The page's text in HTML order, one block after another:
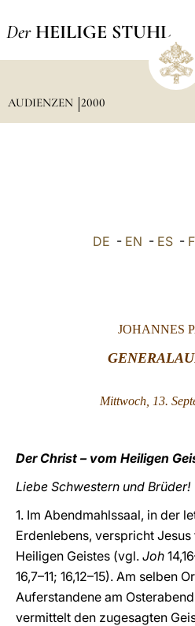
Der HEILIGE STUHL
AUDIENZEN 2000
DE - EN - ES -
JOHANNES
Mittwoch, 13.
Der Christ – vom Heiligen
Liebe Schwestern und Brüder!
1. Im Abendmahlssaal, in der
Erdenlebens, verspricht
Heiligen Geistes (vgl. Joh
16,7–11; 16,12–15). Am selben
Auferstandene am
vermittelt den zugesagten